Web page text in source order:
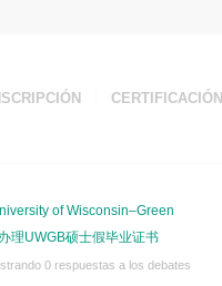
CERTIFICACIÓN
of Wisconsin–Green
办理UWGB硕士假毕业证书
0 respuestas a los debates